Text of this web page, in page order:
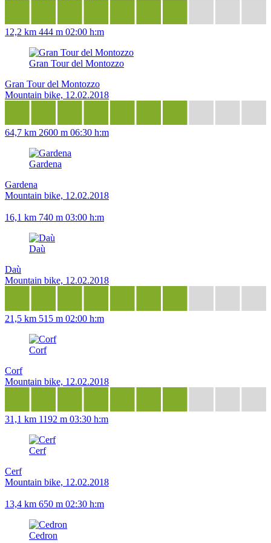
12,2 km 444 m 02:00 h:m
Gran Tour del Montozzo
Gran Tour del Montozzo
Mountain bike, 12.02.2018
64,7 km 2600 m 06:30 h:m
Gardena
Gardena
Mountain bike, 12.02.2018
16,1 km 740 m 03:00 h:m
Daù
Daù
Mountain bike, 12.02.2018
21,5 km 515 m 02:00 h:m
Corf
Corf
Mountain bike, 12.02.2018
31,1 km 1192 m 03:30 h:m
Cerf
Cerf
Mountain bike, 12.02.2018
13,4 km 650 m 02:30 h:m
Cedron